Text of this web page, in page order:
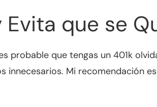
que se
probable que tengas un 401k
innecesarios. Mi recomendación